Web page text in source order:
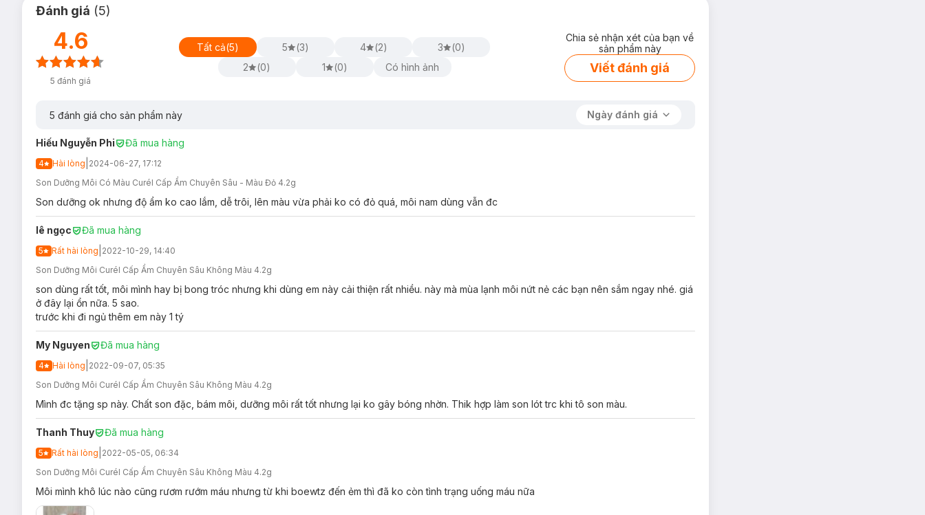
Son Dưỡng Môi Curél Cấp Ẩm Chuyên Sâu Intensive Moisture Care Moisture Lip Care Cream - Không Màu 4.2g
Đánh giá (5)
4.6
5 đánh giá
Tất cả(5) 5 (3) 4 (2) 3 (0)
2
(0) 1 (0) Có hình ảnh
Chia sẻ nhận xét của bạn về
sản phẩm này
Viết đánh giá
5 đánh giá cho sản phẩm này Ngày đánh giá
Hiếu Nguyễn Phi Đã mua hàng
4 Hài lòng 2024-06-27, 17:12
Son Dưỡng Môi Có Màu Curél Cấp Ẩm Chuyên Sâu - Màu Đỏ 4.2g
Son dưỡng ok nhưng độ ẩm ko cao lắm, dễ trôi, lên màu vừa phải ko có đỏ quá, môi nam dùng vẫn đc
lê ngọc Đã mua hàng
5 Rất hài lòng 2022-10-29, 14:40
Son Dưỡng Môi Curél Cấp Ẩm Chuyên Sâu Không Màu 4.2g
son dùng rất tốt, môi mình hay bị bong tróc nhưng khi dùng em này cải thiện rất nhiều. này mà mùa lạnh môi nứt nẻ các bạn nên sắm ngay nhé. giá
ở đây lại ổn nữa. 5 sao.
trước khi đi ngủ thêm em này 1 tý
My Nguyen Đã mua hàng
4 Hài lòng 2022-09-07, 05:35
Son Dưỡng Môi Curél Cấp Ẩm Chuyên Sâu Không Màu 4.2g
Mình đc tặng sp này. Chất son đặc, bám môi, dưỡng môi rất tốt nhưng lại ko gây bóng nhờn. Thik hợp làm son lót trc khi tô son màu.
Thanh Thuy Đã mua hàng
5 Rất hài lòng 2022-05-05, 06:34
Son Dưỡng Môi Curél Cấp Ẩm Chuyên Sâu Không Màu 4.2g
Môi mình khô lúc nào cũng rươm rướm máu nhưng từ khi boewtz đến ẻm thì đã ko còn tình trạng uống máu nữa